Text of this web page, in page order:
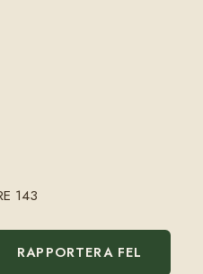
143
RAPPORTERA FEL